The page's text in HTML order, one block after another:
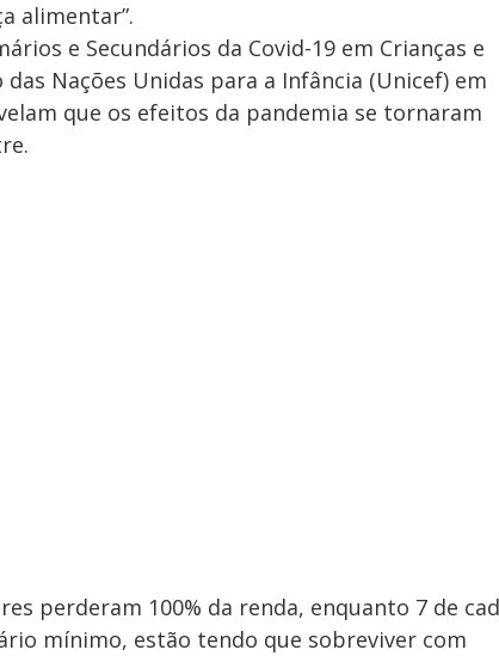
alimentar”.
e Secundários da Covid-19 em Crianças e
Nações Unidas para a Infância (Unicef) em
que os efeitos da pandemia se tornaram
perderam 100% da renda, enquanto 7 de
mínimo, estão tendo que sobreviver com